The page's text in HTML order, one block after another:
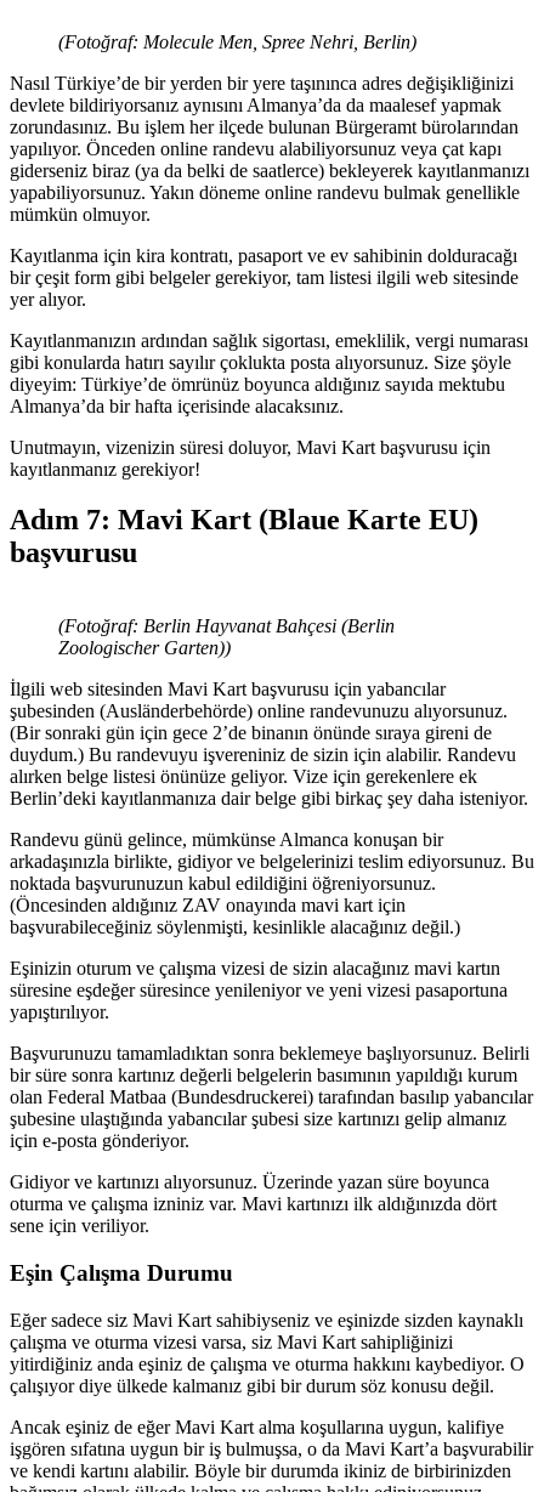
(Fotoğraf: Molecule Men, Spree Nehri, Berlin)
Nasıl Türkiye’de bir yerden bir yere taşınınca adres değişikliğinizi
devlete bildiriyorsanız aynısını Almanya’da da maalesef yapmak
zorundasınız. Bu işlem her ilçede bulunan Bürgeramt bürolarından
yapılıyor. Önceden online randevu alabiliyorsunuz veya çat kapı
giderseniz biraz (ya da belki de saatlerce) bekleyerek kayıtlanmanızı
yapabiliyorsunuz. Yakın döneme online randevu bulmak genellikle
mümkün olmuyor.
Kayıtlanma için kira kontratı, pasaport ve ev sahibinin dolduracağı
bir çeşit form gibi belgeler gerekiyor, tam listesi ilgili web sitesinde
yer alıyor.
Kayıtlanmanızın ardından sağlık sigortası, emeklilik, vergi numarası
gibi konularda hatırı sayılır çoklukta posta alıyorsunuz. Size şöyle
diyeyim: Türkiye’de ömrünüz boyunca aldığınız sayıda mektubu
Almanya’da bir hafta içerisinde alacaksınız.
Unutmayın, vizenizin süresi doluyor, Mavi Kart başvurusu için
kayıtlanmanız gerekiyor!
Adım 7: Mavi Kart (Blaue Karte EU)
başvurusu
(Fotoğraf: Berlin Hayvanat Bahçesi (Berlin
Zoologischer Garten))
İlgili web sitesinden Mavi Kart başvurusu için yabancılar
şubesinden (Ausländerbehörde) online randevunuzu alıyorsunuz.
(Bir sonraki gün için gece 2’de binanın önünde sıraya gireni de
duydum.) Bu randevuyu işvereniniz de sizin için alabilir. Randevu
alırken belge listesi önünüze geliyor. Vize için gerekenlere ek
Berlin’deki kayıtlanmanıza dair belge gibi birkaç şey daha isteniyor.
Randevu günü gelince, mümkünse Almanca konuşan bir
arkadaşınızla birlikte, gidiyor ve belgelerinizi teslim ediyorsunuz. Bu
noktada başvurunuzun kabul edildiğini öğreniyorsunuz.
(Öncesinden aldığınız ZAV onayında mavi kart için
başvurabileceğiniz söylenmişti, kesinlikle alacağınız değil.)
Eşinizin oturum ve çalışma vizesi de sizin alacağınız mavi kartın
süresine eşdeğer süresince yenileniyor ve yeni vizesi pasaportuna
yapıştırılıyor.
Başvurunuzu tamamladıktan sonra beklemeye başlıyorsunuz. Belirli
bir süre sonra kartınız değerli belgelerin basımının yapıldığı kurum
olan Federal Matbaa (Bundesdruckerei) tarafından basılıp yabancılar
şubesine ulaştığında yabancılar şubesi size kartınızı gelip almanız
için e-posta gönderiyor.
Gidiyor ve kartınızı alıyorsunuz. Üzerinde yazan süre boyunca
oturma ve çalışma izniniz var. Mavi kartınızı ilk aldığınızda dört
sene için veriliyor.
Eşin Çalışma Durumu
Eğer sadece siz Mavi Kart sahibiyseniz ve eşinizde sizden kaynaklı
çalışma ve oturma vizesi varsa, siz Mavi Kart sahipliğinizi
yitirdiğiniz anda eşiniz de çalışma ve oturma hakkını kaybediyor. O
çalışıyor diye ülkede kalmanız gibi bir durum söz konusu değil.
Ancak eşiniz de eğer Mavi Kart alma koşullarına uygun, kalifiye
işgören sıfatına uygun bir iş bulmuşsa, o da Mavi Kart’a başvurabilir
ve kendi kartını alabilir. Böyle bir durumda ikiniz de birbirinizden